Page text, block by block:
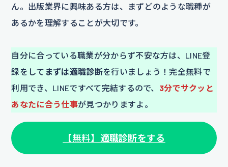
ん。出版業界に興味ある方は、まずどのような職種が
あるかを理解することが大切です。
自分に合っている職業が分からず不安な方は、LINE登
録をして まずは適職診断を行いましょう！完全無料で
利用でき、LINEですべて完結するので、 3分でサクッと
あなたに合う仕事が見つかりますよ。
【無料】 適職診断をする